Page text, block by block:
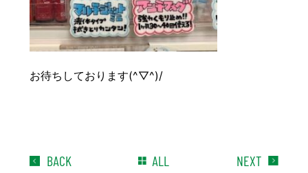
お待ちしております(^▽^)/
BACK ALL NEXT